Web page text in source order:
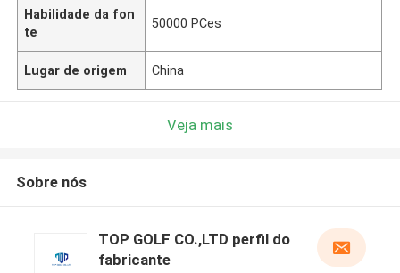
Habilidade da fon
te
50000 PCes
Lugar de origem China
Veja mais
Sobre nós
TOP GOLF CO.,LTD perfil do
fabricante